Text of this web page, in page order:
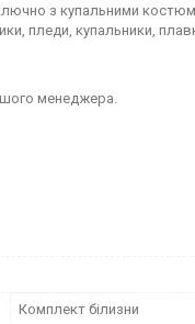
з купальними
пледи, купальники,
менеджера.
Комплект білизни